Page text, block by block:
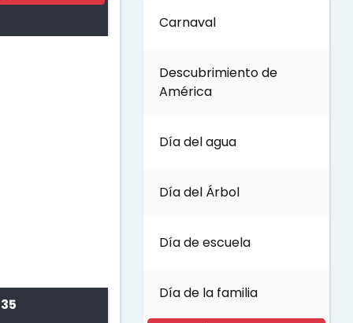
Carnaval
Descubrimiento de
América
Día del agua
Día del Árbol
Día de escuela
Día de la familia